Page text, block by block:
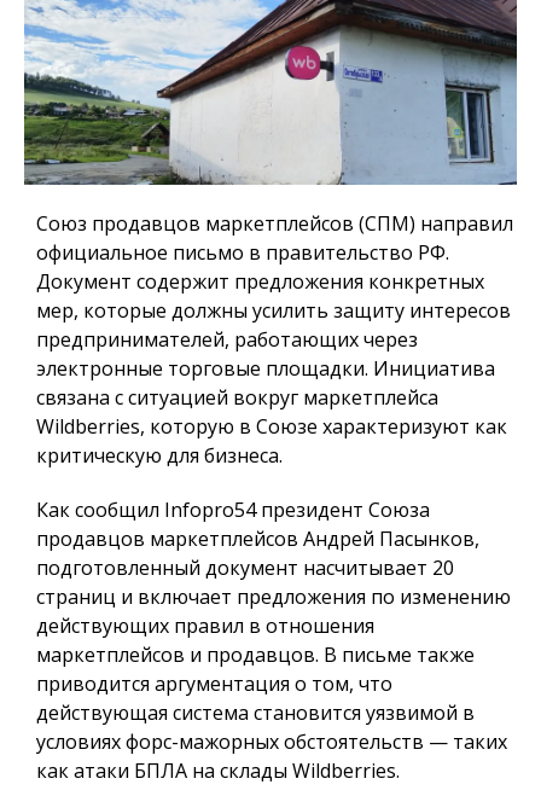
Союз продавцов маркетплейсов (СПМ) направил
официальное письмо в правительство РФ.
Документ содержит предложения конкретных
мер, которые должны усилить защиту интересов
предпринимателей, работающих через
электронные торговые площадки. Инициатива
связана с ситуацией вокруг маркетплейса
Wildberries, которую в Союзе характеризуют как
критическую для бизнеса.
Как сообщил Infopro54президент Союза
продавцов маркетплейсов Андрей Пасынков,
подготовленный документ насчитывает 20
страниц и включает предложения по изменению
действующих правил в отношения
маркетплейсов и продавцов. В письме также
приводится аргументация о том, что
действующая система становится уязвимой в
условиях форс-мажорных обстоятельств — таких
как атаки БПЛА на склады Wildberries.